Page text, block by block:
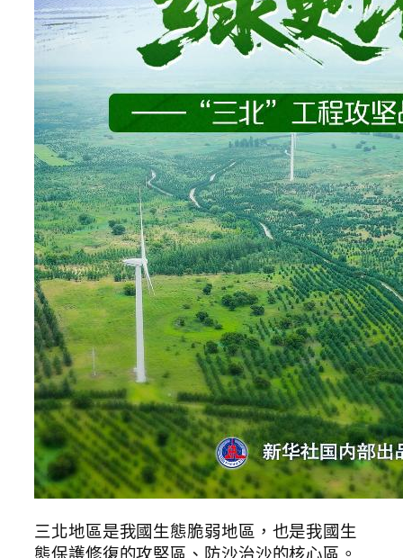
三北地區是我國生態脆弱地區，也是我國生